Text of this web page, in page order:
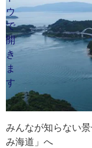
みんなが知らない
み海道」へ